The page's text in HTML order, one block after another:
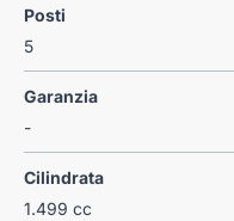
Posti
5
Garanzia
-
Cilindrata
1.499 cc